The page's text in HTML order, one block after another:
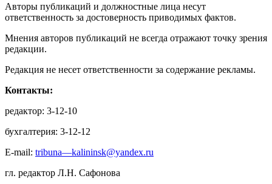
Авторы публикаций и должностные лица несут
ответственность за достоверность приводимых фактов.
Мнения авторов публикаций не всегда отражают точку зрения
редакции.
Редакция не несет ответственности за содержание рекламы.
Контакты:
редактор: 3-12-10
бухгалтерия: 3-12-12
E-mail: tribuna—kalininsk@yandex.ru
гл. редактор Л.Н. Сафонова